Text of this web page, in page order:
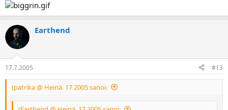
Earthend
17.7.2005 #13
(patrika @ Heinä. 17 2005 sanoi: